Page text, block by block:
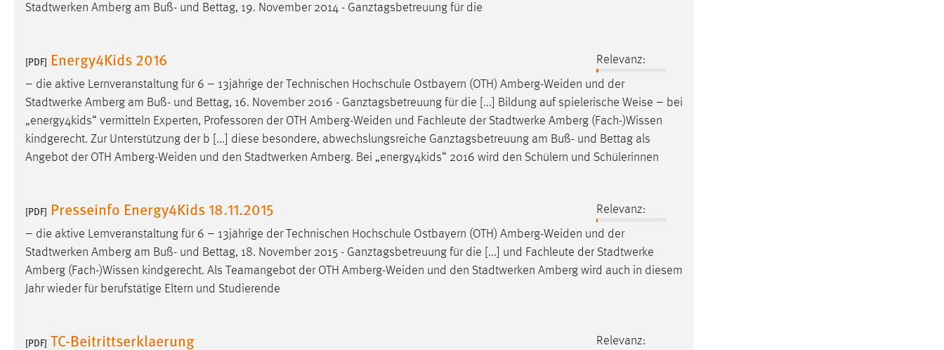
Stadtwerken Amberg am Buß- und Bettag, 19. November 2014 - Ganztagsbetreuung für die
[PDF] Energy4Kids 2016
Relevanz:
– die aktive Lernveranstaltung für 6 – 13jährige der Technischen Hochschule Ostbayern (OTH) Amberg-Weiden und der
Stadtwerke Amberg am Buß- und Bettag, 16. November 2016 - Ganztagsbetreuung für die [...] Bildung auf spielerische Weise – bei
„energy4kids“ vermitteln Experten, Professoren der OTH Amberg-Weiden und Fachleute der Stadtwerke Amberg (Fach-)Wissen
kindgerecht. Zur Unterstützung der b [...] diese besondere, abwechslungsreiche Ganztagsbetreuung am Buß- und Bettag als
Angebot der OTH Amberg-Weiden und den Stadtwerken Amberg. Bei „energy4kids“ 2016 wird den Schülern und Schülerinnen
[PDF] Presseinfo Energy4Kids 18.11.2015
Relevanz:
– die aktive Lernveranstaltung für 6 – 13jährige der Technischen Hochschule Ostbayern (OTH) Amberg-Weiden und der
Stadtwerken Amberg am Buß- und Bettag, 18. November 2015 - Ganztagsbetreuung für die [...] und Fachleute der Stadtwerke
Amberg (Fach-)Wissen kindgerecht. Als Teamangebot der OTH Amberg-Weiden und den Stadtwerken Amberg wird auch in diesem
Jahr wieder für berufstätige Eltern und Studierende
[PDF] TC-Beitrittserklaerung Relevanz: